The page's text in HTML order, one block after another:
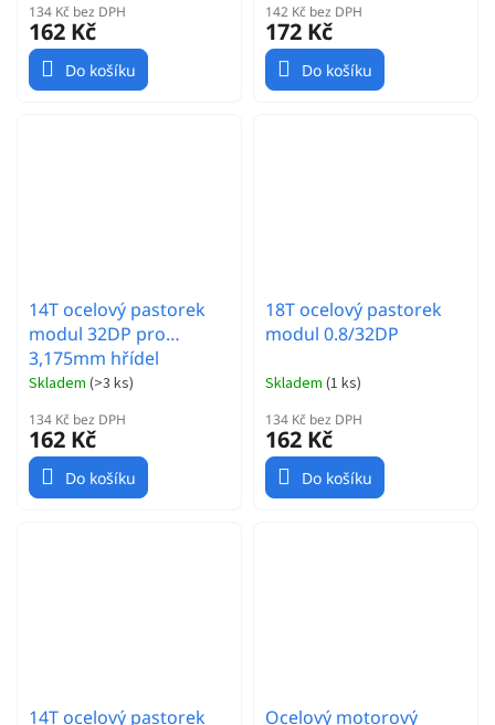
134 Kč bez DPH
162 Kč
Do košíku
142 Kč bez DPH
172 Kč
Do košíku
14T ocelový pastorek
modul 32DP pro
3,175mm hřídel
Skladem (>3 ks)
134 Kč bez DPH
162 Kč
Do košíku
18T ocelový pastorek
modul 0.8/32DP
Skladem (1 ks)
134 Kč bez DPH
162 Kč
Do košíku
14T ocelový pastorek
Ocelový motorový